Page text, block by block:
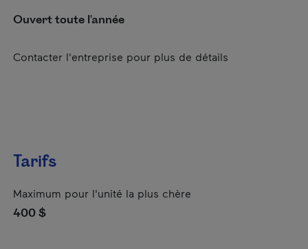
Ouvert toute l'année
Contacter l'entreprise pour plus de détails
Tarifs
Maximum pour l'unité la plus chère
400 $